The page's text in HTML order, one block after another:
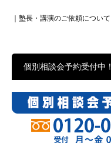
｜塾長・講演のご依頼について
個別相談会予約受付中！